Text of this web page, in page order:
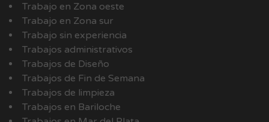
Trabajo en Zona oeste
Trabajo en Zona sur
Trabajo sin experiencia
Trabajos administrativos
Trabajos de Diseño
Trabajos de Fin de Semana
Trabajos de limpieza
Trabajos en Bariloche